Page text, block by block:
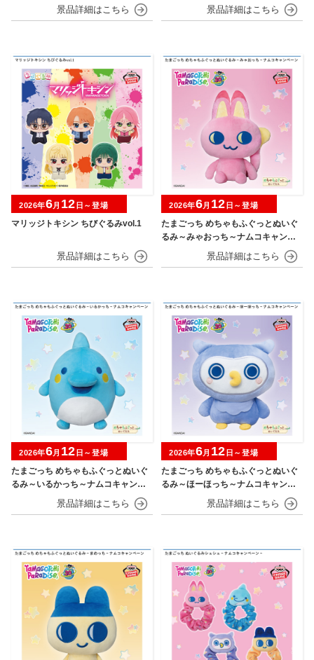
マリッジトキシン ちびぐるみvol.1
2026年6月 12 日～登場
たまごっち めちゃもふぐっとぬいぐ
るみ～みゃおっち～ナムコキャンペ
2026年6月 12 日～登場
たまごっち めちゃもふぐっとぬいぐ
るみ～いるかっち～ナムコキャンペ
2026年6月 12 日～登場
たまごっち めちゃもふぐっとぬいぐ
るみ～ほーほっち～ナムコキャンペ
2026年6月 12 日～登場